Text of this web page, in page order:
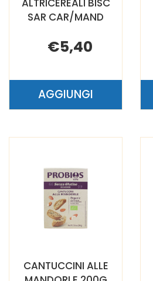
ALTRICEREALI BISC
SAR CAR/MAND
€5,40
AGGIUNGI
AGGIUNGI
SAR
CARRELLO
CANTUCCINI ALLE